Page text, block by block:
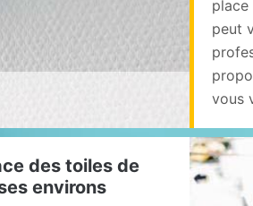
peut
vous
des toiles de
environs